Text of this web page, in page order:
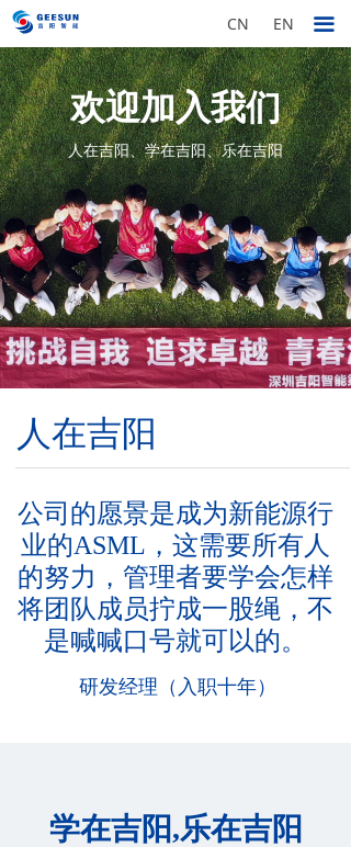
끀
CN EN
人在吉阳
欢迎加入我们
人在吉阳、学在吉阳、乐在吉阳
公司的愿景是成为新能源行
业的ASML，这需要所有人
的努力，管理者要学会怎样
将团队成员拧成一股绳，不
是喊喊口号就可以的。
研发经理（入职十年）
学在吉阳,乐在吉阳